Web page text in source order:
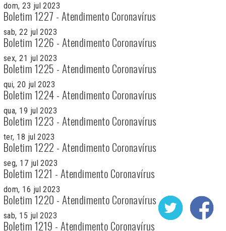
dom, 23 jul 2023
Boletim 1227 - Atendimento Coronavírus
sab, 22 jul 2023
Boletim 1226 - Atendimento Coronavírus
sex, 21 jul 2023
Boletim 1225 - Atendimento Coronavírus
qui, 20 jul 2023
Boletim 1224 - Atendimento Coronavírus
qua, 19 jul 2023
Boletim 1223 - Atendimento Coronavírus
ter, 18 jul 2023
Boletim 1222 - Atendimento Coronavírus
seg, 17 jul 2023
Boletim 1221 - Atendimento Coronavírus
dom, 16 jul 2023
Boletim 1220 - Atendimento Coronavírus
sab, 15 jul 2023
Boletim 1219 - Atendimento Coronavírus